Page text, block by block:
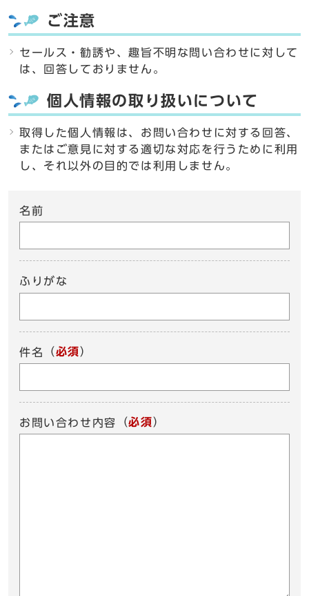
ご注意
セールス・勧誘や、趣旨不明な問い合わせに対して
は、回答しておりません。
個人情報の取り扱いについて
取得した個人情報は、お問い合わせに対する回答、
またはご意見に対する適切な対応を行うために利用
し、それ以外の目的では利用しません。
名前
ふりがな
件名 （必須）
お問い合わせ内容 （必須）